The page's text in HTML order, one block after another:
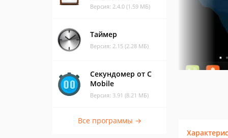
Версия: 2.4.0 (1.59 МБ)
Таймер
Версия: 2.15 (2.28 МБ)
Секундомер от C
Mobile
Версия: 3.91 (8.21 МБ)
Все программы →